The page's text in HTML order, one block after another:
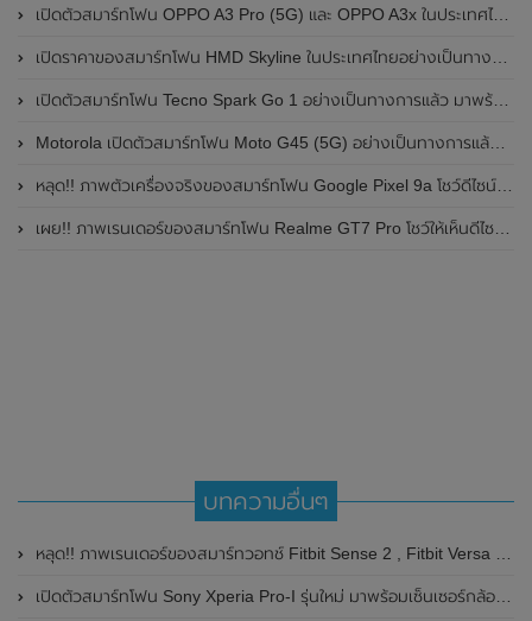
เปิดตัวสมาร์ทโฟน OPPO A3 Pro (5G) และ OPPO A3x ในประเทศไทยอย่างเป็นทางการแล้ว ในราคาเริ่มต้นเพียง 3,999 บาท
เปิดราคาของสมาร์ทโฟน HMD Skyline ในประเทศไทยอย่างเป็นทางการแล้ว ราคา 14,990 บาท
เปิดตัวสมาร์ทโฟน Tecno Spark Go 1 อย่างเป็นทางการแล้ว มาพร้อมหน้าจอแสดงผล LCD / 120Hz , แบตเตอรี่ 5,000mAh และใช้ชิปเซ็ต Unisoc
Motorola เปิดตัวสมาร์ทโฟน Moto G45 (5G) อย่างเป็นทางการแล้วในอินเดีย
หลุด!! ภาพตัวเครื่องจริงของสมาร์ทโฟน Google Pixel 9a โชว์ดีไซน์ใหม่ กล้องหลังแบนราบ ไม่มีกรอบของกล้องแล้ว
เผย!! ภาพเรนเดอร์ของสมาร์ทโฟน Realme GT7 Pro โชว์ให้เห็นดีไซน์ใหม่ พร้อมเผยรายละเอียดสเปกที่สำคัญบางส่วน
บทความอื่นๆ
หลุด!! ภาพเรนเดอร์ของสมาร์ทวอทช์ Fitbit Sense 2 , Fitbit Versa 4 , Fitbit Inspire 3 โชว์ดีไซน์หน้าจอสีที่สวยงาม ทันสมัย
เปิดตัวสมาร์ทโฟน Sony Xperia Pro-I รุ่นใหม่ มาพร้อมเซ็นเซอร์กล้องขนาดใหญ่ถึง 1.0 นิ้ว และปรับรูรับแสงได้เอง (f/2.0 กับ f/4.0)